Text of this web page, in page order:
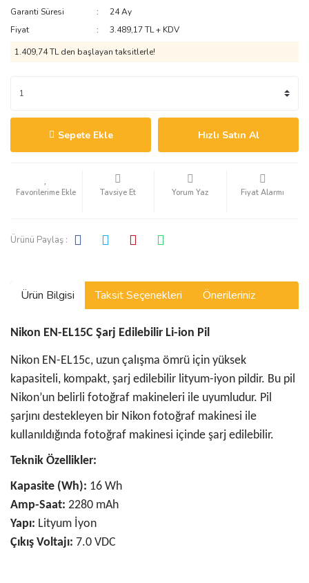
Garanti Süresi
24 Ay
Fiyat
3.489,17 TL + KDV
1.409,74 TL den başlayan taksitlerle!
Sepete Ekle Hızlı Satın Al
Tavsiye Et Yorum Yaz Fiyat Alarmı
Ürünü Paylaş :
Ürün Bilgisi Taksit Seçenekleri Önerileriniz
Nikon EN-EL15C Şarj Edilebilir Li-ion Pil
Nikon EN-EL15c, uzun çalışma ömrü için yüksek
kapasiteli, kompakt, şarj edilebilir lityum-iyon pildir. Bu pil
Nikon’un belirli fotoğraf makineleri ile uyumludur. Pil
şarjını destekleyen bir Nikon fotoğraf makinesi ile
kullanıldığında fotoğraf makinesi içinde şarj edilebilir.
Teknik Özellikler:
Kapasite (Wh): 16 Wh
Amp-Saat: 2280 mAh
Yapı: Lityum İyon
Çıkış Voltajı: 7.0 VDC